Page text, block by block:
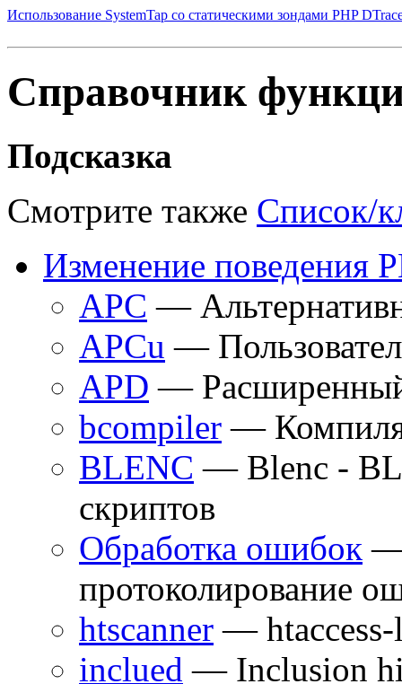
Использование SystemTap со статическими зондами PHP
Справочник
Подсказка
Смотрите также Список/
Изменение поведения
APC —
APCu —
APD —
bcompiler —
BLENC — Blenc -
скриптов
Обработка ошибок —
протоколирование
htscanner —
inclued — Inclusion